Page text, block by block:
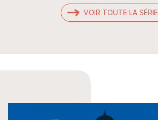
VOIR TOUTE LA SÉRIE